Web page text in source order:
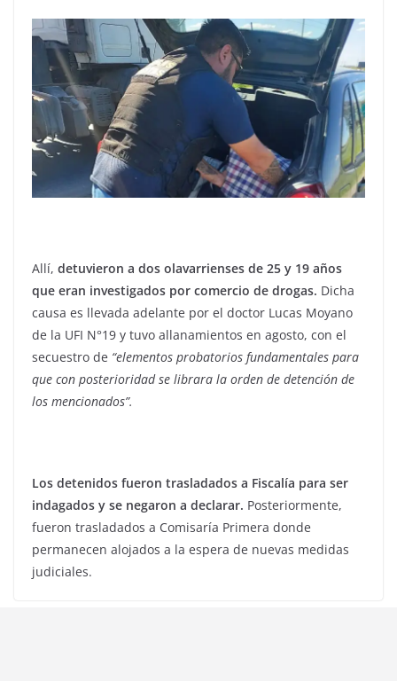
Allí, detuvieron a dos olavarrienses de 25 y 19 años
que eran investigados por comercio de drogas. Dicha
causa es llevada adelante por el doctor Lucas Moyano
de la UFI N°19 y tuvo allanamientos en agosto, con el
secuestro de “elementos probatorios fundamentales para
que con posterioridad se librara la orden de detención de
los mencionados”.
Los detenidos fueron trasladados a Fiscalía para ser
indagados y se negaron a declarar. Posteriormente,
fueron trasladados a Comisaría Primera donde
permanecen alojados a la espera de nuevas medidas
judiciales.